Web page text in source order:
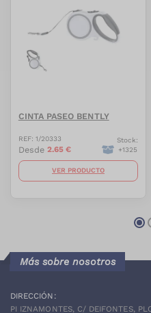
CINTA PASEO BENTLY
REF: 1/20333
Desde 2.65 €
Stock:
+1325
VER PRODUCTO
Más sobre nosotros
DIRECCIÓN:
PI IZNAMONTES, C/ DEIFONTES,